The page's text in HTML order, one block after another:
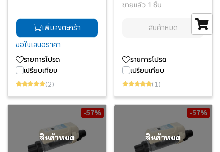
เพิ่มลงตะกร้า
ขอใบเสนอราคา
รายการโปรด
เปรียบเทียบ
(2)
ขายแล้ว 1 ชิ้น
สินค้าหมด
รายการโปรด
เปรียบเทียบ
(1)
-57%
สินค้าหมด
-57%
สินค้าหมด